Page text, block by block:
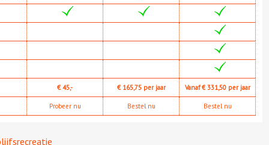
€ 45,- € 165,75 per jaar Vanaf € 331,50 per jaar
Probeer nu Bestel nu Bestel nu